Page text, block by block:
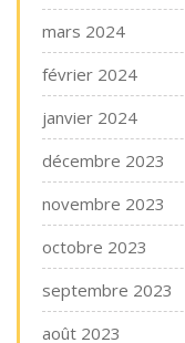
mars 2024
février 2024
janvier 2024
décembre 2023
novembre 2023
octobre 2023
septembre 2023
août 2023